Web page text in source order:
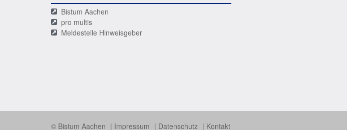
Bistum Aachen
pro multis
Meldestelle Hinweisgeber
© Bistum Aachen Impressum Datenschutz Kontakt